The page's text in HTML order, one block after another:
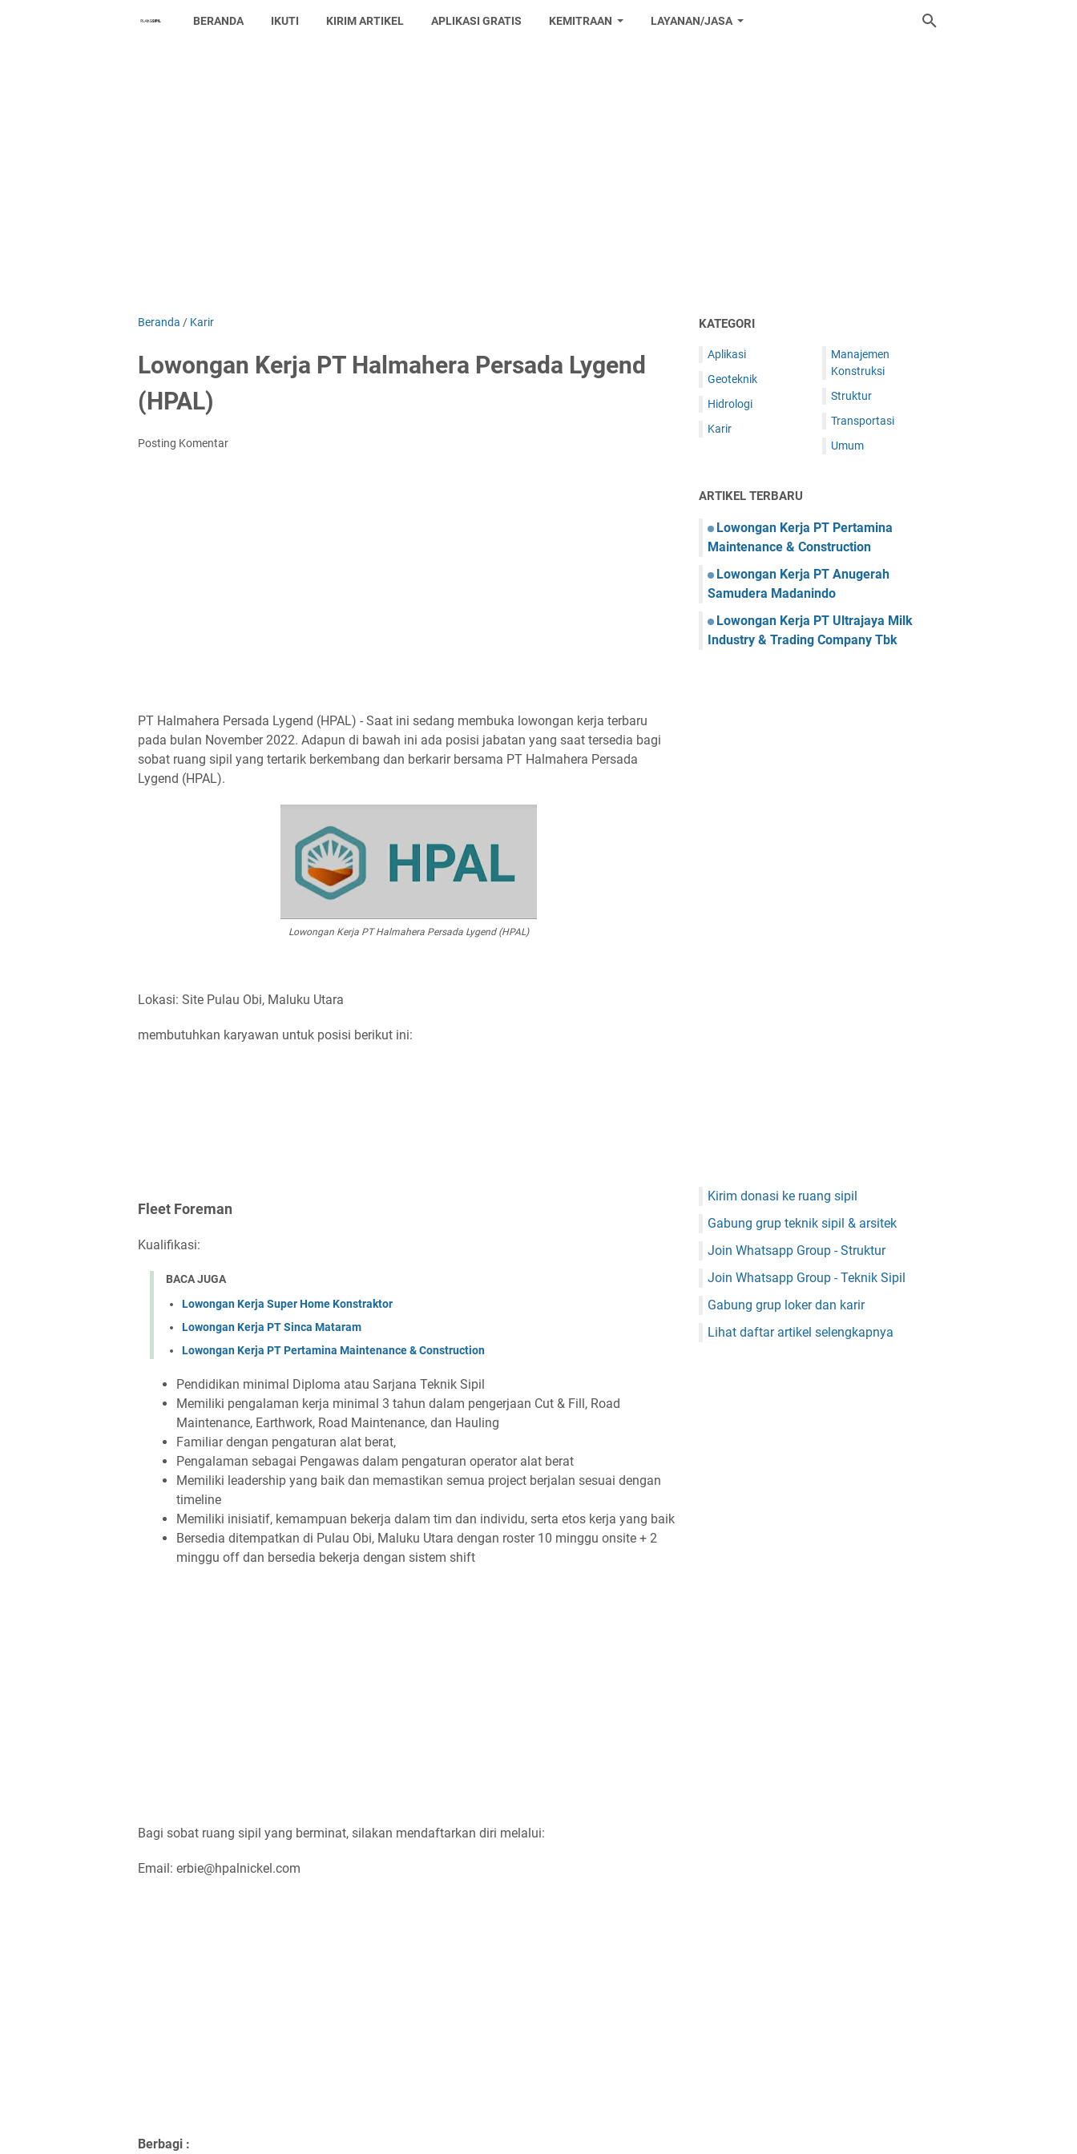
BERANDA IKUTI KIRIM ARTIKEL APLIKASI GRATIS KEMITRAAN LAYANAN/JASA
Beranda / Karir
Lowongan Kerja PT Halmahera Persada Lygend
(HPAL)
Posting Komentar
PT Halmahera Persada Lygend (HPAL) - Saat ini sedang membuka lowongan kerja terbaru
pada bulan November 2022. Adapun di bawah ini ada posisi jabatan yang saat tersedia bagi
sobat ruang sipil yang tertarik berkembang dan berkarir bersama PT Halmahera Persada
Lygend (HPAL).
Lowongan Kerja PT Halmahera Persada Lygend (HPAL)
Lokasi: Site Pulau Obi, Maluku Utara
membutuhkan karyawan untuk posisi berikut ini:
Fleet Foreman
Kualifikasi:
BACA JUGA
Lowongan Kerja Super Home Konstraktor
Lowongan Kerja PT Sinca Mataram
Lowongan Kerja PT Pertamina Maintenance & Construction
Pendidikan minimal Diploma atau Sarjana Teknik Sipil
Memiliki pengalaman kerja minimal 3 tahun dalam pengerjaan Cut & Fill, Road
Maintenance, Earthwork, Road Maintenance, dan Hauling
Familiar dengan pengaturan alat berat,
Pengalaman sebagai Pengawas dalam pengaturan operator alat berat
Memiliki leadership yang baik dan memastikan semua project berjalan sesuai dengan
timeline
Memiliki inisiatif, kemampuan bekerja dalam tim dan individu, serta etos kerja yang baik
Bersedia ditempatkan di Pulau Obi, Maluku Utara dengan roster 10 minggu onsite + 2
minggu off dan bersedia bekerja dengan sistem shift
Bagi sobat ruang sipil yang berminat, silakan mendaftarkan diri melalui:
Email: erbie@hpalnickel.com
Berbagi :
KATEGORI
Aplikasi
Geoteknik
Hidrologi
Karir
Manajemen
Konstruksi
Struktur
Transportasi
Umum
ARTIKEL TERBARU
Lowongan Kerja PT Pertamina
Maintenance & Construction
Lowongan Kerja PT Anugerah
Samudera Madanindo
Lowongan Kerja PT Ultrajaya Milk
Industry & Trading Company Tbk
Kirim donasi ke ruang sipil
Gabung grup teknik sipil & arsitek
Join Whatsapp Group - Struktur
Join Whatsapp Group - Teknik Sipil
Gabung grup loker dan karir
Lihat daftar artikel selengkapnya